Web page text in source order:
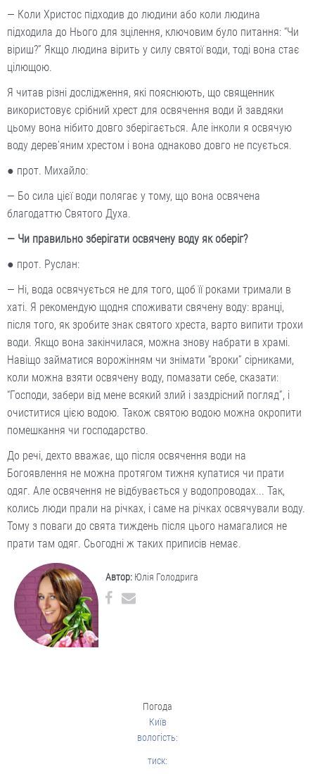
— Коли Христос підходив до людини або коли людина
підходила до Нього для зцілення, ключовим було питання: “Чи
віриш?” Якщо людина вірить у силу святої води, тоді вона стає
цілющою.
Я читав різні дослідження, які пояснюють, що священник
використовує срібний хрест для освячення води й завдяки
цьому вона нібито довго зберігається. Але інколи я освячую
воду дерев’яним хрестом і вона однаково довго не псується.
● прот. Михайло:
— Бо сила цієї води полягає у тому, що вона освячена
благодаттю Святого Духа.
— Чи правильно зберігати освячену воду як оберіг?
● прот. Руслан:
— Ні, вода освячується не для того, щоб її роками тримали в
хаті. Я рекомендую щодня споживати свячену воду: вранці,
після того, як зробите знак святого хреста, варто випити трохи
води. Якщо вона закінчилася, можна знову набрати в храмі.
Навіщо займатися ворожінням чи знімати “вроки” сірниками,
коли можна взяти освячену воду, помазати себе, сказати:
“Господи, забери від мене всякий злий і заздрісний погляд”, і
очиститися цією водою. Також святою водою можна окропити
помешкання чи господарство.
До речі, дехто вважає, що після освячення води на
Богоявлення не можна протягом тижня купатися чи прати
одяг. Але освячення не відбувається у водопроводах... Так,
колись люди прали на річках, і саме на річках освячували воду.
Тому з поваги до свята тиждень після цього намагалися не
прати там одяг. Сьогодні ж таких приписів немає.
Автор: Юлія Голодрига
Погода
Київ
вологість:
тиск: